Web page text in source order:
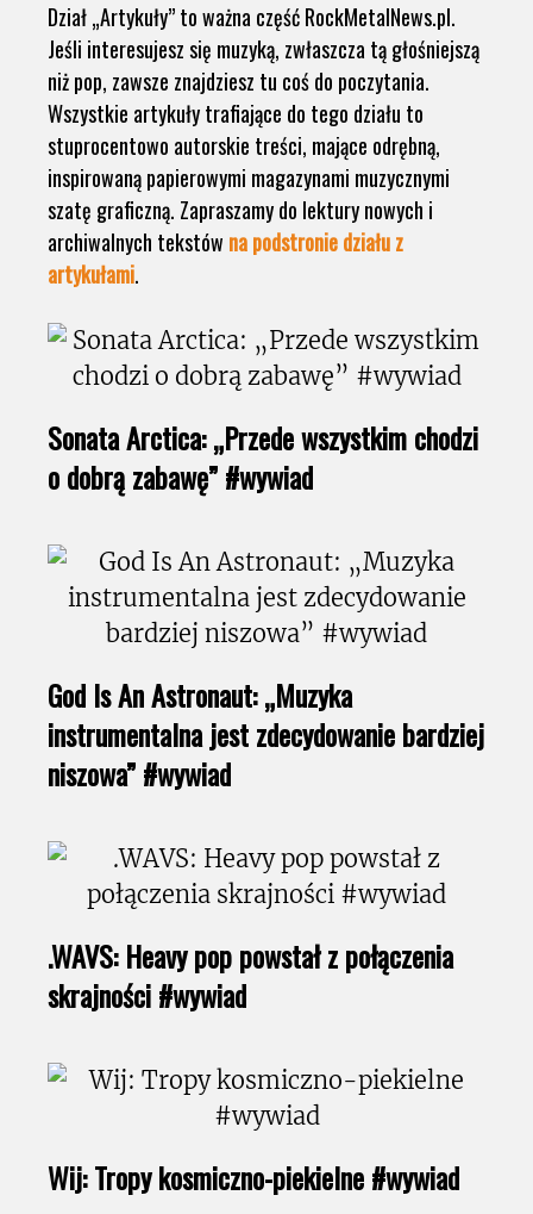
Dział „Artykuły” to ważna część RockMetalNews.pl.
Jeśli interesujesz się muzyką, zwłaszcza tą głośniejszą
niż pop, zawsze znajdziesz tu coś do poczytania.
Wszystkie artykuły trafiające do tego działu to
stuprocentowo autorskie treści, mające odrębną,
inspirowaną papierowymi magazynami muzycznymi
szatę graficzną. Zapraszamy do lektury nowych i
archiwalnych tekstów na podstronie działu z
artykułami.
Sonata Arctica: „Przede wszystkim chodzi
o dobrą zabawę” #wywiad
God Is An Astronaut: „Muzyka
instrumentalna jest zdecydowanie bardziej
niszowa” #wywiad
.WAVS: Heavy pop powstał z połączenia
skrajności #wywiad
Wij: Tropy kosmiczno-piekielne #wywiad